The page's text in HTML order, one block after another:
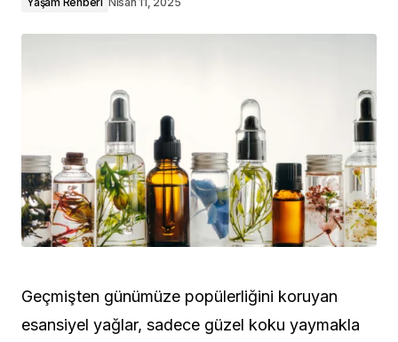
Geçmişten günümüze popülerliğini koruyan
esansiyel yağlar, sadece güzel koku yaymakla